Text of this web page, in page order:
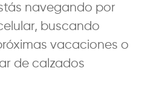
navegando por
buscando
vacaciones o
de calzados